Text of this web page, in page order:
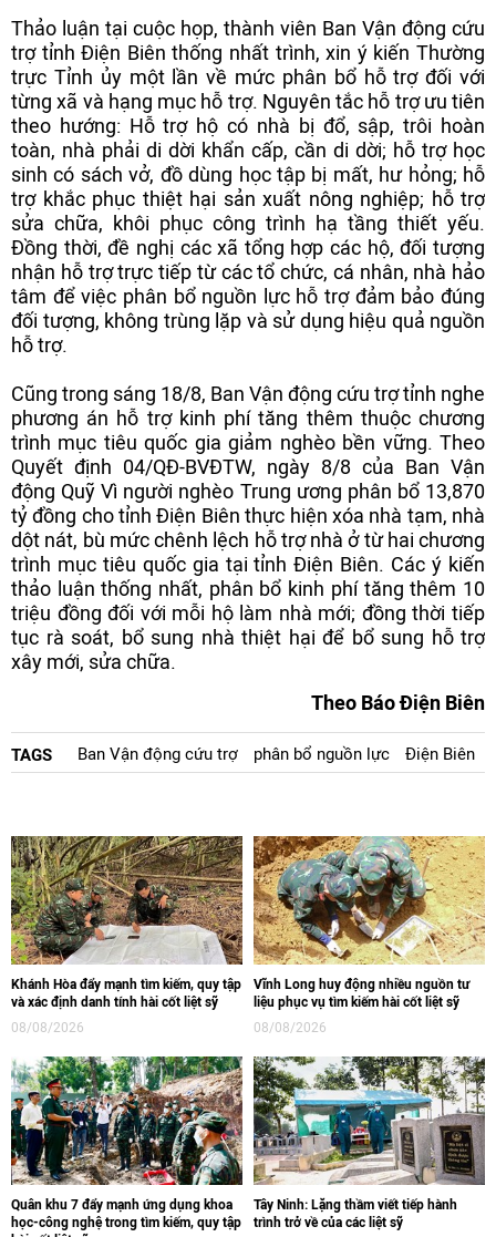
Thảo luận tại cuộc họp, thành viên Ban Vận động cứu
trợ tỉnh Điện Biên thống nhất trình, xin ý kiến Thường
trực Tỉnh ủy một lần về mức phân bổ hỗ trợ đối với
từng xã và hạng mục hỗ trợ. Nguyên tắc hỗ trợ ưu tiên
theo hướng: Hỗ trợ hộ có nhà bị đổ, sập, trôi hoàn
toàn, nhà phải di dời khẩn cấp, cần di dời; hỗ trợ học
sinh có sách vở, đồ dùng học tập bị mất, hư hỏng; hỗ
trợ khắc phục thiệt hại sản xuất nông nghiệp; hỗ trợ
sửa chữa, khôi phục công trình hạ tầng thiết yếu.
Đồng thời, đề nghị các xã tổng hợp các hộ, đối tượng
nhận hỗ trợ trực tiếp từ các tổ chức, cá nhân, nhà hảo
tâm để việc phân bổ nguồn lực hỗ trợ đảm bảo đúng
đối tượng, không trùng lặp và sử dụng hiệu quả nguồn
hỗ trợ.
Cũng trong sáng 18/8, Ban Vận động cứu trợ tỉnh nghe
phương án hỗ trợ kinh phí tăng thêm thuộc chương
trình mục tiêu quốc gia giảm nghèo bền vững. Theo
Quyết định 04/QĐ-BVĐTW, ngày 8/8 của Ban Vận
động Quỹ Vì người nghèo Trung ương phân bổ 13,870
tỷ đồng cho tỉnh Điện Biên thực hiện xóa nhà tạm, nhà
dột nát, bù mức chênh lệch hỗ trợ nhà ở từ hai chương
trình mục tiêu quốc gia tại tỉnh Điện Biên. Các ý kiến
thảo luận thống nhất, phân bổ kinh phí tăng thêm 10
triệu đồng đối với mỗi hộ làm nhà mới; đồng thời tiếp
tục rà soát, bổ sung nhà thiệt hại để bổ sung hỗ trợ
xây mới, sửa chữa.
Theo Báo Điện Biên
TAGS Ban Vận động cứu trợ phân bổ nguồn lực Điện Biên
Khánh Hòa đẩy mạnh tìm kiếm, quy tập
và xác định danh tính hài cốt liệt sỹ
08/08/2026
Vĩnh Long huy động nhiều nguồn tư
liệu phục vụ tìm kiếm hài cốt liệt sỹ
08/08/2026
Quân khu 7 đẩy mạnh ứng dụng khoa
học-công nghệ trong tìm kiếm, quy tập
Tây Ninh: Lặng thầm viết tiếp hành
trình trở về của các liệt sỹ